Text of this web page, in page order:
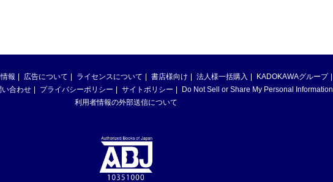
報 広告について ライセンスについて 書店様向け 法人様一括購入
KADOKAWAグループ
い合わせ プライバシーポリシー サイトポリシー
Do Not Sell or Share My Personal Information
利用者情報の外部送信について